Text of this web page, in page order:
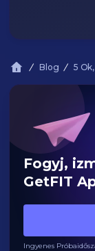
Blog 5
Fogyj,
GetFIT
Ingyenes